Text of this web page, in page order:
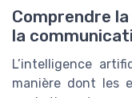
Comprendre
la
L’intelligence
manière dont les